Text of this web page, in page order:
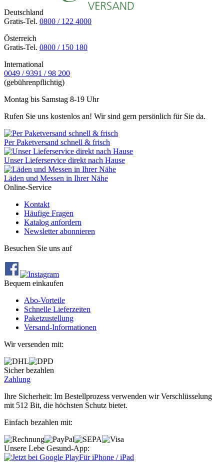
Deutschland
Gratis-Tel. 0800 / 122 4000
Österreich
Gratis-Tel. 0800 / 150 180
International
0049 / 9391 / 98 200
(gebührenpflichtig)
Montag bis Samstag 8-19 Uhr
Rufen Sie uns kostenlos an! Wir sind gern persönlich für Sie da.
Per Paketversand schnell & frisch
Unser Lieferservice direkt nach Hause
Läden und Messen in Ihrer Nähe
Online-Service
Kontakt
Häufige Fragen
Katalog anfordern
Newsletter abonnieren
Besuchen Sie uns auf
Bequem einkaufen
Abo‐Vorteile
Schnelle Lieferzeiten
Paketzustellung
Versand‐Informationen
Wir versenden mit:
Sicher bezahlen
Zahlung
Ihre Sicherheit: Im Bestellprozess verwenden wir Verschlüsselung
mit 512 Bit, die höchsten Schutz bietet.
Einfach bezahlen mit:
Unsere Lebe Gesund-App:
Für iPhone / iPad